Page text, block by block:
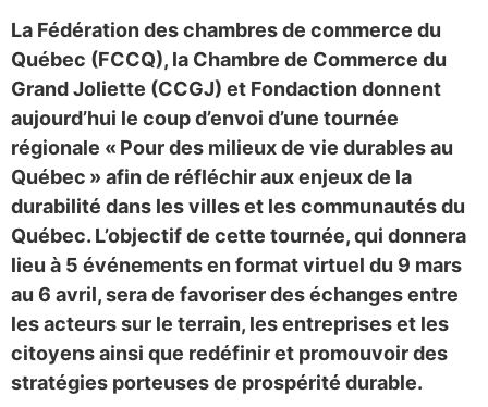
La Fédération des chambres de commerce du
Québec (FCCQ), la Chambre de Commerce du
Grand Joliette (CCGJ) et Fondaction donnent
aujourd’hui le coup d’envoi d’une tournée
régionale « Pour des milieux de vie durables au
Québec » afin de réfléchir aux enjeux de la
durabilité dans les villes et les communautés du
Québec. L’objectif de cette tournée, qui donnera
lieu à 5 événements en format virtuel du 9 mars
au 6 avril, sera de favoriser des échanges entre
les acteurs sur le terrain, les entreprises et les
citoyens ainsi que redéfinir et promouvoir des
stratégies porteuses de prospérité durable.